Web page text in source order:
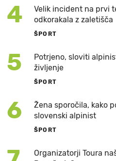
4
Velik incident na prvi
odkorakala z zaletišča
ŠPORT
5
Potrjeno, sloviti
življenje
ŠPORT
6
Žena sporočila, kako
slovenski alpinist
ŠPORT
Organizatorji Toura